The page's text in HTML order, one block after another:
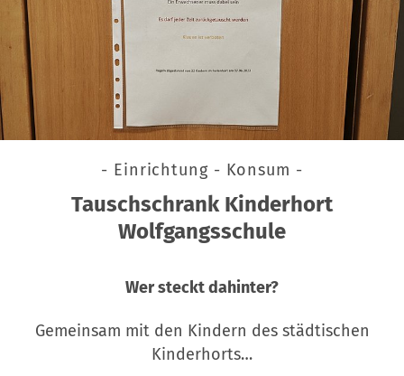
- Einrichtung - Konsum -
Tauschschrank Kinderhort
Wolfgangsschule
Wer steckt dahinter?
Gemeinsam mit den Kindern des städtischen
Kinderhorts…